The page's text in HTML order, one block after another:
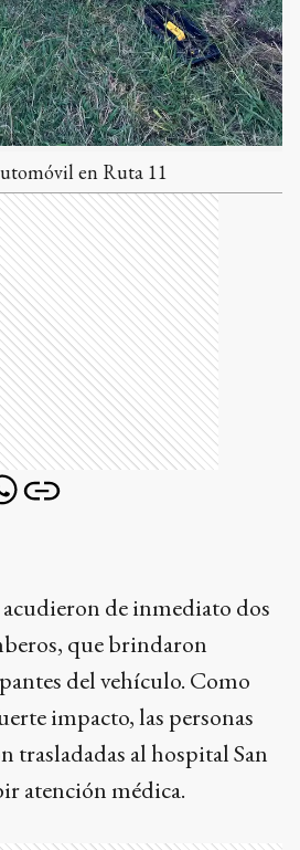
en Ruta 11
de inmediato dos
que brindaron
del vehículo. Como
impacto, las personas
trasladadas al hospital San
atención médica.